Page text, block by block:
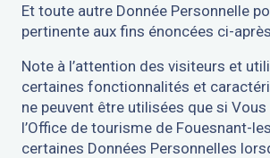
Et toute autre Donnée Personnelle
pertinente aux fins énoncées ci-
Note à l’attention des visiteurs et
certaines fonctionnalités et
ne peuvent être utilisées que si
l’Office de tourisme de Fouesnant-
certaines Données Personnelles